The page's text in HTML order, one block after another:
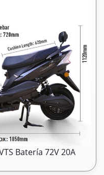
Batería 72V 20A